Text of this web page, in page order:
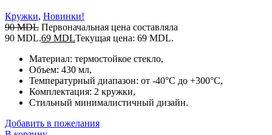
Кружки, Новинки!
90MDL Первоначальная цена составляла
90 MDL.69 MDLТекущая цена: 69 MDL.
Материал: термостойкое стекло,
Объем: 430 мл,
Температурный диапазон: от -40°C до +300°C,
Комплектация: 2 кружки,
Стильный минималистичный дизайн.
Добавить в пожелания